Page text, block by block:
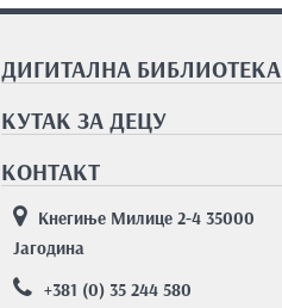
ДИГИТАЛНА БИБЛИОТЕКА
КУТАК ЗА ДЕЦУ
КОНТАКТ
Кнегиње Милице 2-4 35000
Јагодина
+381 (0) 35 244 580